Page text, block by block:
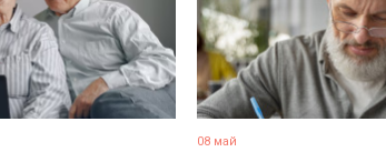
08 май